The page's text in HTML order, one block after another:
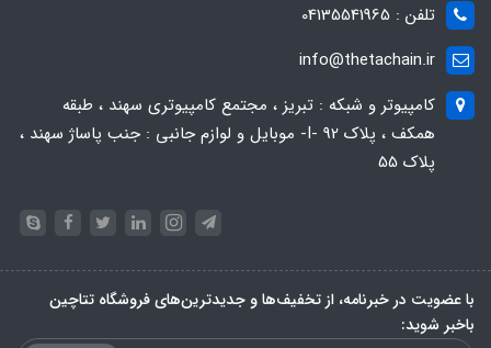
تلفن : 04135541965
info@thetachain.ir
کامپیوتر و شبکه : تبریز ، مجتمع کامپیوتری سهند ، طبقه
همکف ، پلاک 92 -I- موبایل و لوازم جانبی : جنب پاساژ سهند ،
پلاک 55
با عضویت در خبرنامه، از تخفیف‌ها و جدیدترین‌های فروشگاه تتاچین
باخبر شوید: